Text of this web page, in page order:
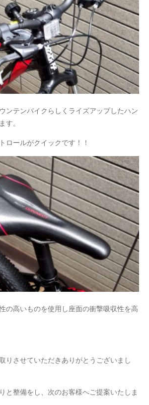
ンテンバイクらしくライズアップしたハン
す。
ロールがクイックです！！
の高いものを使用し座面の衝撃吸収性を高
りさせていただきありがとうございまし
と整備をし、次のお客様へご提案いたしま